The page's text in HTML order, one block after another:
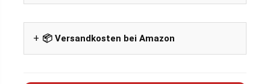
📦 Versandkosten bei Amazon